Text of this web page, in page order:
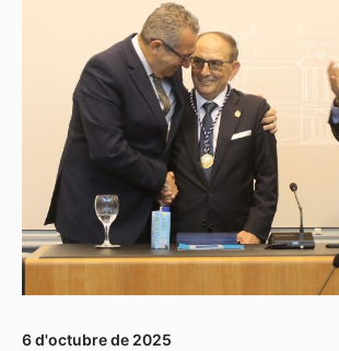
6 d'octubre de 2025